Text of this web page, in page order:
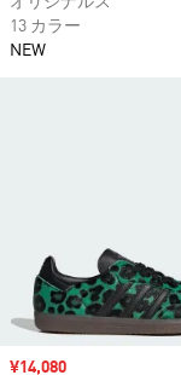
13 カラー
NEW
セール価格
¥14,080